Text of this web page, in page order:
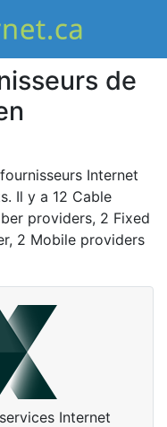
de
fournisseurs Internet
Il y a 12 Cable
providers, 2 Fixed
2 Mobile providers
Internet